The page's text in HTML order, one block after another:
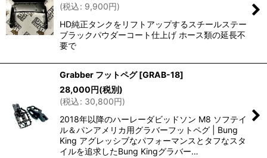
(税込: 9,900円)
HD純正タンクをリフトアップするスチールステー
ブラックパウダーコート仕上げ ホース類の延長不
要で
Grabber フットペグ[GRAB-18]
28,000円(税別)
(税込: 30,800円)
2018年以降のハーレーダビッドソン M8 ソフテイ
ル＆パンアメリカ用グラバーフットペグ | Bung
King アグレッシブなパフォーマンスとタフなスタ
イルを追求したBung Kingグラバー…